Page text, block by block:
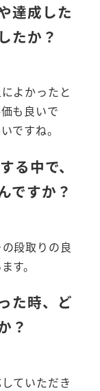
達成した
たか？
よかったと
も良いで
ですね。
る中で、
ですか？
段取りの良
す。
た時、ど
？
ていただき